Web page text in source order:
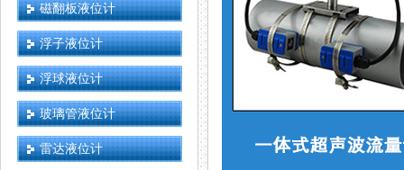
磁翻板液位计
浮子液位计
浮球液位计
玻璃管液位计
雷达液位计